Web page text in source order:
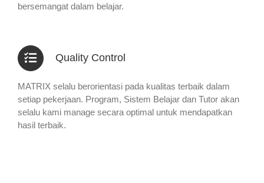
bersemangat dalam belajar.
Quality Control
MATRIX selalu berorientasi pada kualitas terbaik dalam
setiap pekerjaan. Program, Sistem Belajar dan Tutor akan
selalu kami manage secara optimal untuk mendapatkan
hasil terbaik.